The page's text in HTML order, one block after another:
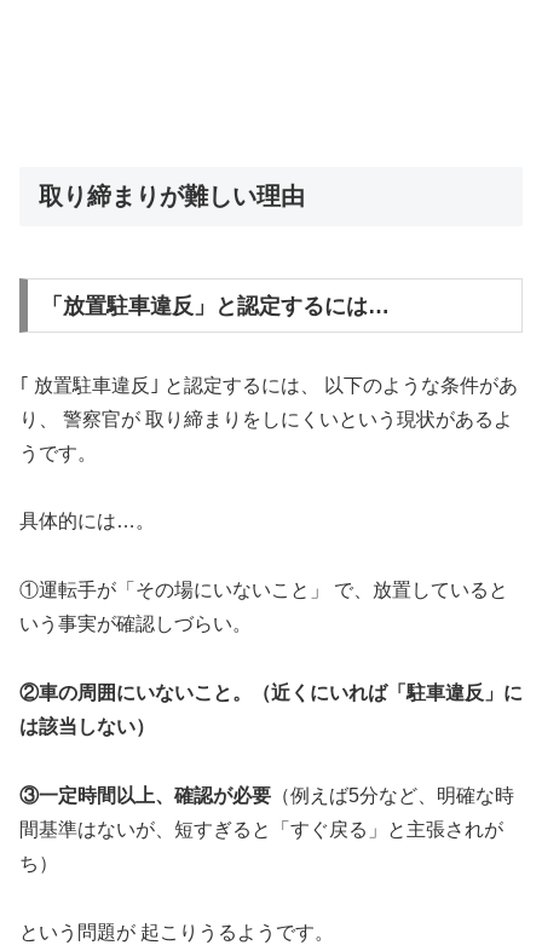
取り締まりが難しい理由
「放置駐車違反」と認定するには…
｢ 放置駐車違反｣ と認定するには、 以下のような条件があ
り、 警察官が 取り締まりをしにくいという現状があるよ
うです。
具体的には…。
①運転手が「その場にいないこと」 で、放置していると
いう事実が確認しづらい。
②車の周囲にいないこと。（近くにいれば「駐車違反」に
は該当しない）
③一定時間以上、確認が必要 （例えば5分など、明確な時
間基準はないが、短すぎると「すぐ戻る」と主張されが
ち）
という問題が 起こりうるようです。